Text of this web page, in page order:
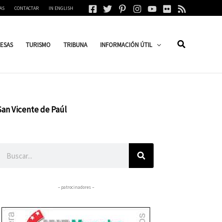
CONTACTAR IN ENGLISH
TURISMO TRIBUNA INFORMACIÓN ÚTIL
Vicente de Paúl
– patrocinadores –